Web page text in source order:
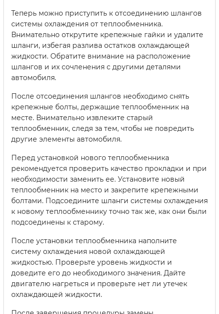
Теперь можно приступить к отсоединению шлангов
системы охлаждения от теплообменника.
Внимательно открутите крепежные гайки и удалите
шланги, избегая разлива остатков охлаждающей
жидкости. Обратите внимание на расположение
шлангов и их сочленения с другими деталями
автомобиля.
После отсоединения шлангов необходимо снять
крепежные болты, держащие теплообменник на
месте. Внимательно извлеките старый
теплообменник, следя за тем, чтобы не повредить
другие элементы автомобиля.
Перед установкой нового теплообменника
рекомендуется проверить качество прокладки и при
необходимости заменить ее. Установите новый
теплообменник на место и закрепите крепежными
болтами. Подсоедините шланги системы охлаждения
к новому теплообменнику точно так же, как они были
подсоединены к старому.
После установки теплообменника наполните
систему охлаждения новой охлаждающей
жидкостью. Проверьте уровень жидкости и
доведите его до необходимого значения. Дайте
двигателю нагреться и проверьте нет ли утечек
охлаждающей жидкости.